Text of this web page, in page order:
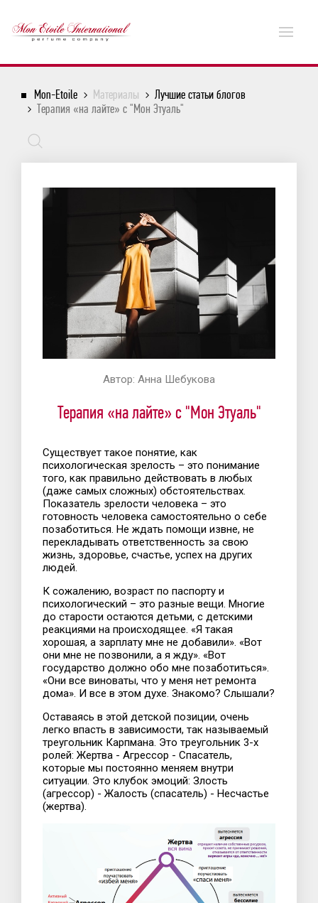
Mon-Etoile Материалы
Лучшие статьи блогов
Терапия «на лайте» с "Мон Этуаль"
Автор: Анна Шебукова
Терапия «на лайте» с "Мон Этуаль"
Существует такое понятие, как
психологическая зрелость – это понимание
того, как правильно действовать в любых
(даже самых сложных) обстоятельствах.
Показатель зрелости человека – это
готовность человека самостоятельно о себе
позаботиться. Не ждать помощи извне, не
перекладывать ответственность за свою
жизнь, здоровье, счастье, успех на других
людей.
К сожалению, возраст по паспорту и
психологический – это разные вещи. Многие
до старости остаются детьми, с детскими
реакциями на происходящее. «Я такая
хорошая, а зарплату мне не добавили». «Вот
они мне не позвонили, а я жду». «Вот
государство должно обо мне позаботиться».
«Они все виноваты, что у меня нет ремонта
дома». И все в этом духе. Знакомо? Слышали?
Оставаясь в этой детской позиции, очень
легко впасть в зависимости, так называемый
треугольник Карпмана. Это треугольник 3-х
ролей: Жертва - Агрессор - Спасатель,
которые мы постоянно меняем внутри
ситуации. Это клубок эмоций: Злость
(агрессор) - Жалость (спасатель) - Несчастье
(жертва).